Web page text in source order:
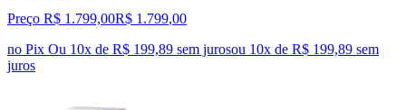
Preço R$ 1.799,00R$ 1.799,00
no Pix Ou 10x de R$ 199,89 sem jurosou 10x de R$ 199,89 sem
juros